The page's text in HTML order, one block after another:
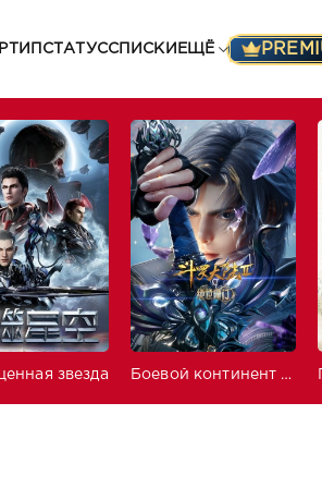
ТИП СТАТУССПИСКИ ЕЩЁ
звезда Боевой континент 2: Непревзойдённый клан Тан